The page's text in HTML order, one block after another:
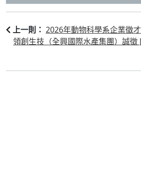
上一則：
2026年動物科學系企業徵才
領創生技（全興國際水產集團）誠